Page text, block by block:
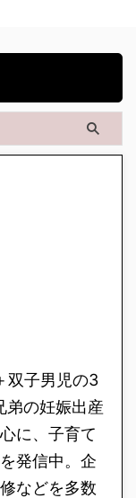
双子男児の3
弟の妊娠出産
に、子育て
発信中。企
などを多数